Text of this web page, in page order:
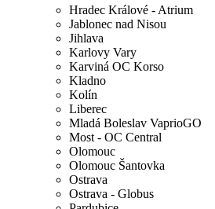
Hradec Králové - Atrium
Jablonec nad Nisou
Jihlava
Karlovy Vary
Karviná OC Korso
Kladno
Kolín
Liberec
Mladá Boleslav VaprioGO
Most - OC Central
Olomouc
Olomouc Šantovka
Ostrava
Ostrava - Globus